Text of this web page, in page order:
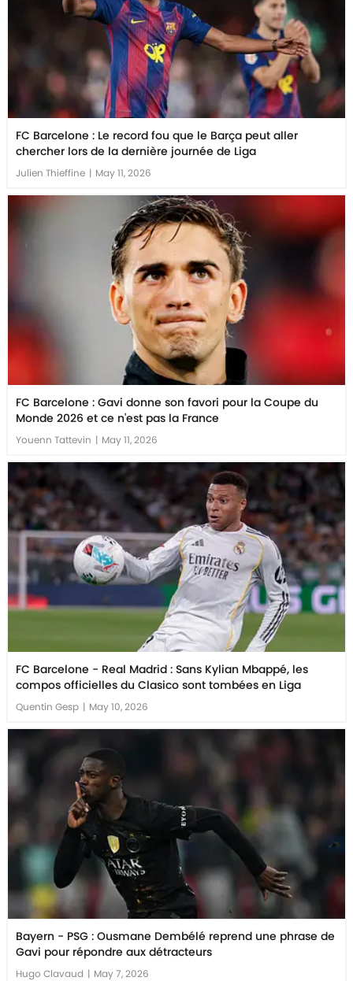
FC Barcelone : Le record fou que le Barça peut aller
chercher lors de la dernière journée de Liga
Julien Thieffine | May 11, 2026
FC Barcelone : Gavi donne son favori pour la Coupe du
Monde 2026 et ce n'est pas la France
Youenn Tattevin | May 11, 2026
FC Barcelone - Real Madrid : Sans Kylian Mbappé, les
compos officielles du Clasico sont tombées en Liga
Quentin Gesp | May 10, 2026
Bayern - PSG : Ousmane Dembélé reprend une phrase de
Gavi pour répondre aux détracteurs
Hugo Clavaud | May 7, 2026